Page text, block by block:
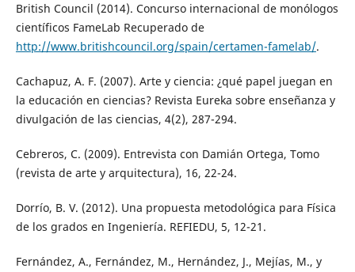
British Council (2014). Concurso internacional de monólogos
científicos FameLab Recuperado de
http://www.britishcouncil.org/spain/certamen-famelab/.
Cachapuz, A. F. (2007). Arte y ciencia: ¿qué papel juegan en
la educación en ciencias? Revista Eureka sobre enseñanza y
divulgación de las ciencias, 4(2), 287-294.
Cebreros, C. (2009). Entrevista con Damián Ortega, Tomo
(revista de arte y arquitectura), 16, 22-24.
Dorrío, B. V. (2012). Una propuesta metodológica para Física
de los grados en Ingeniería. REFIEDU, 5, 12-21.
Fernández, A., Fernández, M., Hernández, J., Mejías, M., y